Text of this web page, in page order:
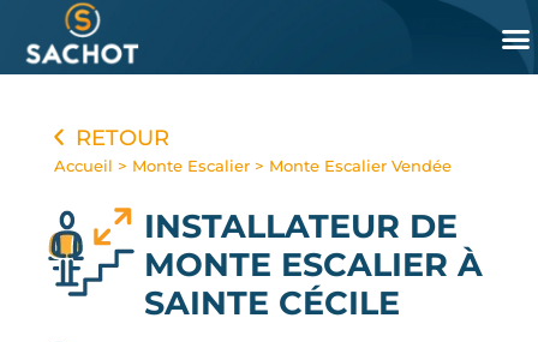
RETOUR
Accueil > Monte Escalier > Monte Escalier Vendée
INSTALLATEUR DE
MONTE ESCALIER À
SAINTE CÉCILE
Panneau de gestion des cookies